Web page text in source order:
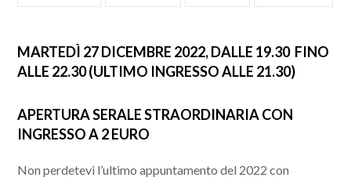
MARTEDÌ 27 DICEMBRE 2022, DALLE 19.30 FINO
ALLE 22.30 (ULTIMO INGRESSO ALLE 21.30)
APERTURA SERALE STRAORDINARIA CON
INGRESSO A 2 EURO
Non perdetevi l’ultimo appuntamento del 2022 con